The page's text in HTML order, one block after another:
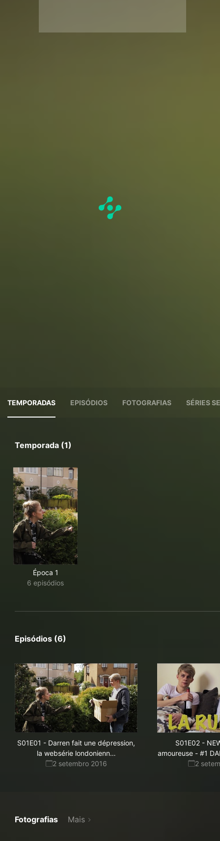
TEMPORADAS EPISÓDIOS FOTOGRAFIAS SÉRIES
Temporada (1)
Época 1
6 episódios
Episódios (6)
S01E01 - Darren fait une dépression,
la websérie londonienn…
2 setembro 2016
S01E02 -
amoureuse - #1
2
Fotografias Mais